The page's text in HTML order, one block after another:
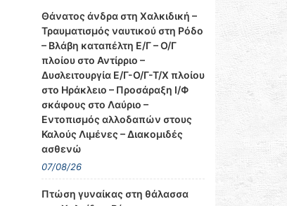
Θάνατος άνδρα στη Χαλκιδική –
Τραυματισμός ναυτικού στη Ρόδο
– Βλάβη καταπέλτη Ε/Γ – Ο/Γ
πλοίου στο Αντίρριο –
Δυσλειτουργία Ε/Γ-Ο/Γ-Τ/Χ πλοίου
στο Ηράκλειο – Προσάραξη Ι/Φ
σκάφους στο Λαύριο –
Εντοπισμός αλλοδαπών στους
Καλούς Λιμένες – Διακομιδές
ασθενώ
07/08/26
Πτώση γυναίκας στη θάλασσα